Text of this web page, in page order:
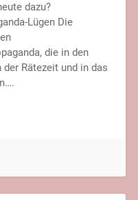
dazu?
Lügen Die
die in den
Rätezeit und in das